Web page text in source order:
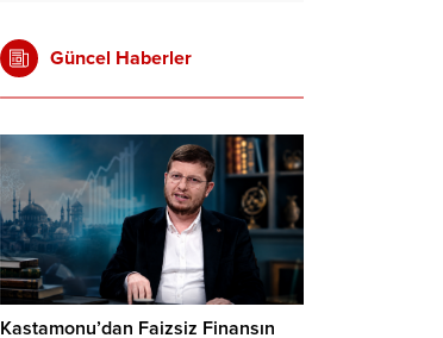
Güncel Haberler
Kastamonu’dan Faizsiz Finansın